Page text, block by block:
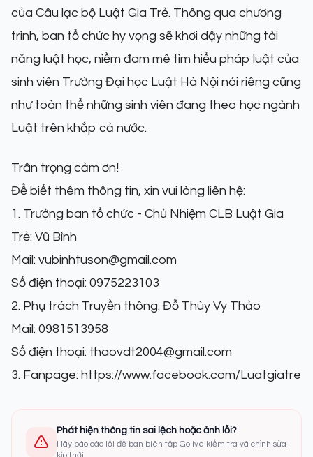
của Câu lạc bộ Luật Gia Trẻ. Thông qua chương
trình, ban tổ chức hy vọng sẽ khơi dậy những tài
năng luật học, niềm đam mê tìm hiểu pháp luật của
sinh viên Trường Đại học Luật Hà Nội nói riêng cũng
như toàn thể những sinh viên đang theo học ngành
Luật trên khắp cả nước.
Trân trọng cảm ơn!
Để biết thêm thông tin, xin vui lòng liên hệ:
1. Trưởng ban tổ chức - Chủ Nhiệm CLB Luật Gia
Trẻ: Vũ Bình
Mail: vubinhtuson@gmail.com
Số điện thoại: 0975223103
2. Phụ trách Truyền thông: Đỗ Thùy Vy Thảo
Mail: 0981513958
Số điện thoại: thaovdt2004@gmail.com
3. Fanpage: https://www.facebook.com/Luatgiatre
Phát hiện thông tin sai lệch hoặc ảnh lỗi?
Hãy báo cáo lỗi để ban biên tập Golive kiểm tra và chỉnh sửa
kịp thời.